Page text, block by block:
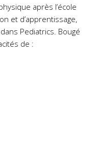
après l’école
et d’apprentissage,
Pediatrics. Bougé
de :